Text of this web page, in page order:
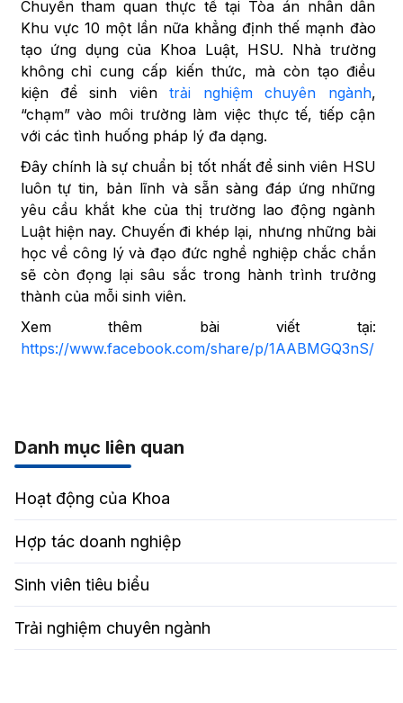
Chuyến tham quan thực tế tại Tòa án nhân dân
Khu vực 10 một lần nữa khẳng định thế mạnh đào
tạo ứng dụng của Khoa Luật, HSU. Nhà trường
không chỉ cung cấp kiến thức, mà còn tạo điều
kiện để sinh viêntrải nghiệm chuyên ngành,
“chạm” vào môi trường làm việc thực tế, tiếp cận
với các tình huống pháp lý đa dạng.
Đây chính là sự chuẩn bị tốt nhất để sinh viên HSU
luôn tự tin, bản lĩnh và sẵn sàng đáp ứng những
yêu cầu khắt khe của thị trường lao động ngành
Luật hiện nay. Chuyến đi khép lại, nhưng những bài
học về công lý và đạo đức nghề nghiệp chắc chắn
sẽ còn đọng lại sâu sắc trong hành trình trưởng
thành của mỗi sinh viên.
Xem thêm bài viết tại:
https://www.facebook.com/share/p/1AABMGQ3nS/
Danh mục liên quan
Hoạt động của Khoa
Hợp tác doanh nghiệp
Sinh viên tiêu biểu
Trải nghiệm chuyên ngành